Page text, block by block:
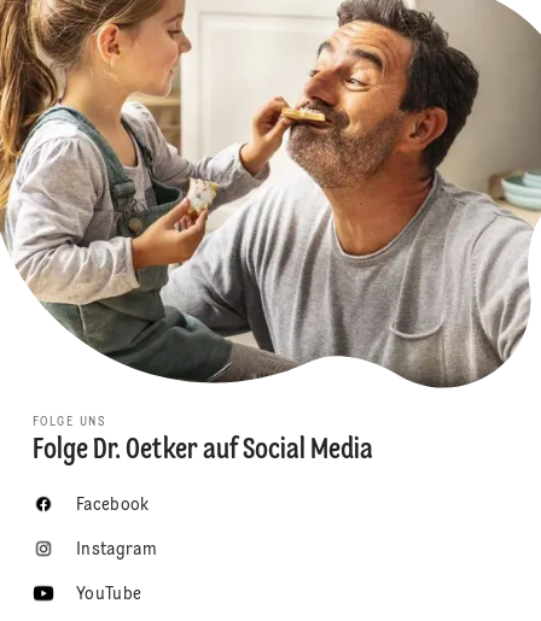
FOLGE UNS
Folge Dr. Oetker auf Social Media
Facebook
Instagram
YouTube